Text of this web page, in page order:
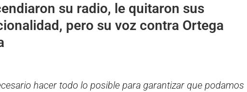
su radio, le quitaron sus
pero su voz contra Ortega
hacer todo lo posible para garantizar que podamos